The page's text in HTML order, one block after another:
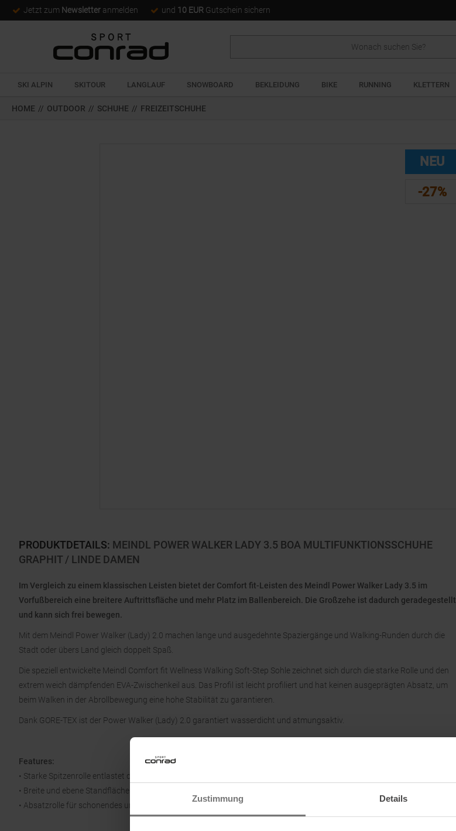
Zustimmung Details
Jetzt zum Newsletter anmelden und 10 EUR Gutschein sichern
SKI ALPIN SKITOUR LANGLAUF SNOWBOARD BEKLEIDUNG BIKE RUNNING KLETTERN
HOME // OUTDOOR // SCHUHE // FREIZEITSCHUHE
NEU
-27%
PRODUKTDETAILS: MEINDL POWER WALKER LADY 3.5 BOA MULTIFUNKTIONSSCHUHE
GRAPHIT / LINDE DAMEN
Im Vergleich zu einem klassischen Leisten bietet der Comfort fit-Leisten des Meindl Power Walker Lady 3.5 im
Vorfußbereich eine breitere Auftrittsfläche und mehr Platz im Ballenbereich. Die Großzehe ist dadurch geradegestellt
und kann sich frei bewegen.
Mit dem Meindl Power Walker (Lady) 2.0 machen lange und ausgedehnte Spaziergänge und Walking-Runden durch die
Stadt oder übers Land gleich doppelt Spaß.
Die speziell entwickelte Meindl Comfort fit Wellness Walking Soft-Step Sohle zeichnet sich durch die starke Rolle und den
extrem weich dämpfenden EVA-Zwischenkeil aus. Das Profil ist leicht profiliert und hat keinen ausgeprägten Absatz, um
beim Walken in der Abrollbewegung eine hohe Stabilität zu garantieren.
Dank GORE-TEX ist der Power Walker (Lady) 2.0 garantiert wasserdicht und atmungsaktiv.
Features:
• Starke Spitzenrolle entlastet den Fuß und fördert die natürliche Abrollbewegung.
• Breite und ebene Standfläche für einen sicheren und stabilen Stand.
• Absatzrolle für schonendes und gedämpftes Auftreten